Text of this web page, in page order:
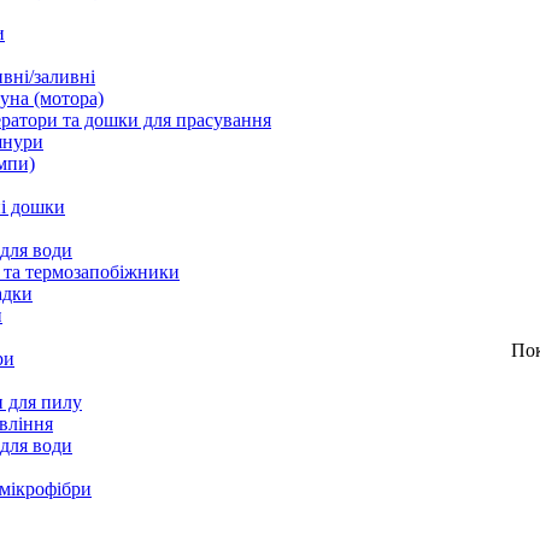
заливні
(мотора)
та дошки для прасування
дошки
води
термозапобіжники
для пилу
води